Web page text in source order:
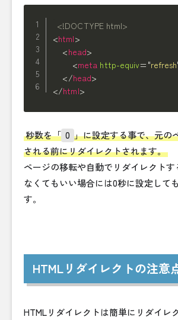
<!DOCTYPE html>
<html>
<head>
<meta http-equiv= "refresh
</head>
</html>
秒数を「 0 」に設定する事で、元の
される前にリダイレクトされます。
ページの移転や自動でリダイレクトす
なくてもいい場合には0秒に設定して
す。
HTMLリダイレクトの注意
HTMLリダイレクトは簡単にリダイレ